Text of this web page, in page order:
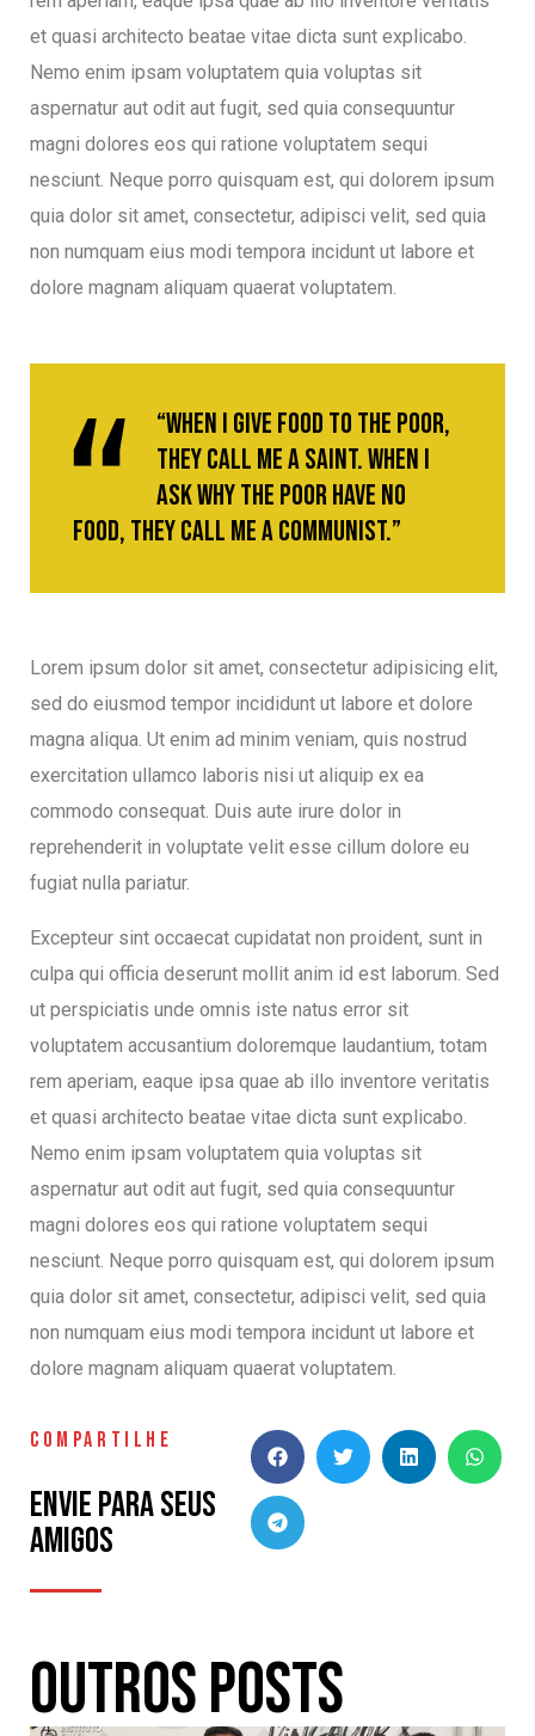
et quasi architecto beatae vitae dicta sunt explicabo.
Nemo enim ipsam voluptatem quia voluptas sit
aspernatur aut odit aut fugit, sed quia consequuntur
magni dolores eos qui ratione voluptatem sequi
nesciunt. Neque porro quisquam est, qui dolorem ipsum
quia dolor sit amet, consectetur, adipisci velit, sed quia
non numquam eius modi tempora incidunt ut labore et
dolore magnam aliquam quaerat voluptatem.
“When I give food to the poor,
they call me a saint. When I
ask why the poor have no
food, they call me a communist.”
Lorem ipsum dolor sit amet, consectetur adipisicing elit,
sed do eiusmod tempor incididunt ut labore et dolore
magna aliqua. Ut enim ad minim veniam, quis nostrud
exercitation ullamco laboris nisi ut aliquip ex ea
commodo consequat. Duis aute irure dolor in
reprehenderit in voluptate velit esse cillum dolore eu
fugiat nulla pariatur.
Excepteur sint occaecat cupidatat non proident, sunt in
culpa qui officia deserunt mollit anim id est laborum. Sed
ut perspiciatis unde omnis iste natus error sit
voluptatem accusantium doloremque laudantium, totam
rem aperiam, eaque ipsa quae ab illo inventore veritatis
et quasi architecto beatae vitae dicta sunt explicabo.
Nemo enim ipsam voluptatem quia voluptas sit
aspernatur aut odit aut fugit, sed quia consequuntur
magni dolores eos qui ratione voluptatem sequi
nesciunt. Neque porro quisquam est, qui dolorem ipsum
quia dolor sit amet, consectetur, adipisci velit, sed quia
non numquam eius modi tempora incidunt ut labore et
dolore magnam aliquam quaerat voluptatem.
COMPARTILHE
Envie para seus
amigos
Outros Posts